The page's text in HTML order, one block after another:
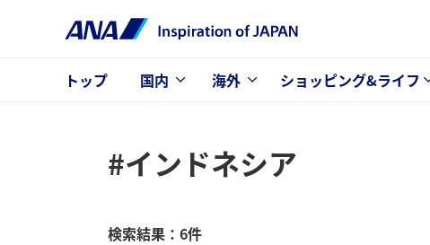
トップ 国内 海外 ショッピング&ライフ
#インドネシア
検索結果：6件